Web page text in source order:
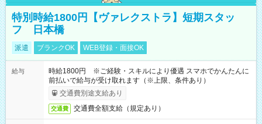
特別時給1800円【ヴァレクストラ】短期スタッ
フ 日本橋
派遣 ブランクOK WEB登録・面接OK
給与
時給1800円 ※ご経験・スキルにより優遇 スマホでかんたんに
前払いで給与が受け取れます（※上限、条件あり）
交通費別途支給あり
交通費 交通費全額支給（規定あり）